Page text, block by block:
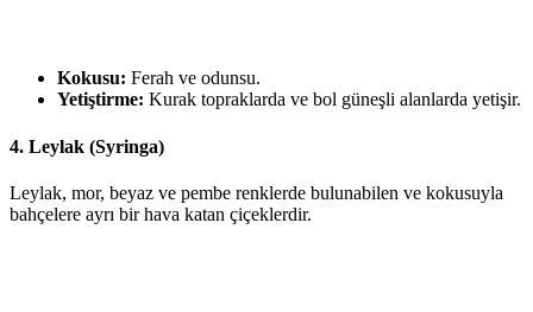
Kokusu: Ferah ve odunsu.
Yetiştirme: Kurak topraklarda ve bol güneşli alanlarda yetişir.
4. Leylak (Syringa)
Leylak, mor, beyaz ve pembe renklerde bulunabilen ve kokusuyla
bahçelere ayrı bir hava katan çiçeklerdir.